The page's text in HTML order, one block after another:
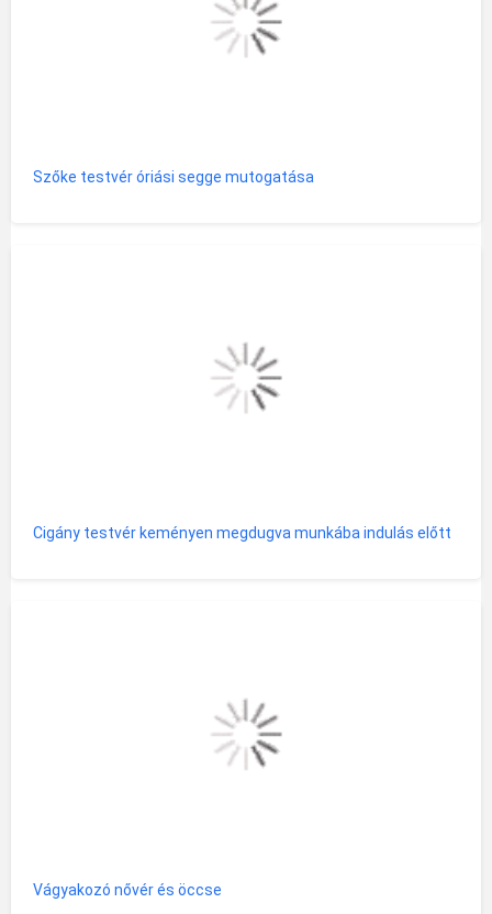
Szőke testvér óriási segge mutogatása
Cigány testvér keményen megdugva munkába indulás előtt
Vágyakozó nővér és öccse